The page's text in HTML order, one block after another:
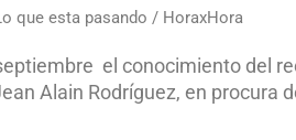
que esta pasando / HoraxHora
el conocimiento del
Alain Rodríguez, en procura